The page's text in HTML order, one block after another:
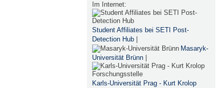
Im Internet:
Student Affiliates bei SETI Post-
Detection Hub|
Masaryk-
Universität Brünn|
Karls-Universität Prag - Kurt Krolop